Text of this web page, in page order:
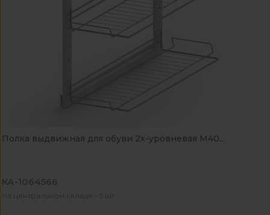
Полка выдвижная для обуви 2х-уровневая М40...
КА-1064566
На центральном складе - 5 шт